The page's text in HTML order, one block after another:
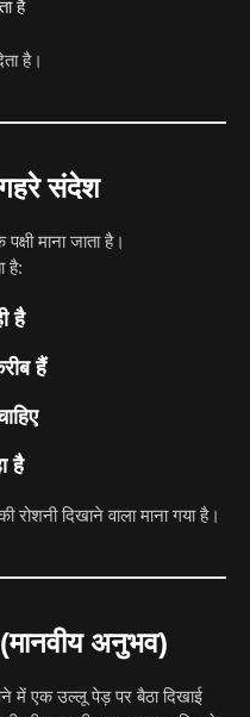
है
है।
संदेश
माना जाता है।
है:
है
हैं
है
दिखाने वाला माना गया है।
अनुभव)
में एक उल्लू पेड़ पर बैठा दिखाई